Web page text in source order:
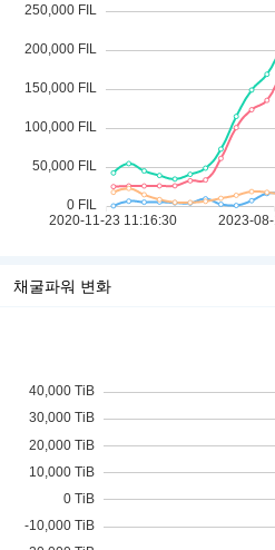
채굴파워 변화